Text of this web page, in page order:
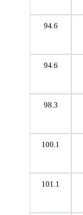
94.6
94.6
98.3
100.1
101.1